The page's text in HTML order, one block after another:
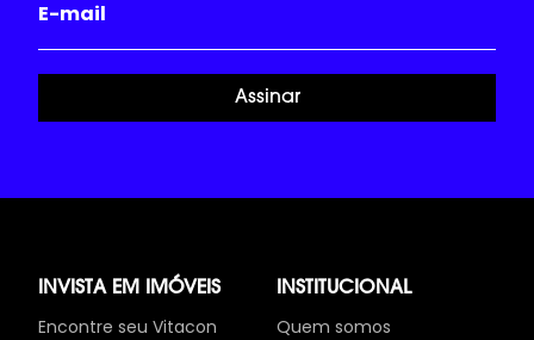
Assinar
INVISTA EM IMÓVEIS
Encontre seu Vitacon
INSTITUCIONAL
Quem somos